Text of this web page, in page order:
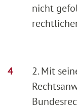
nicht
2. Mit